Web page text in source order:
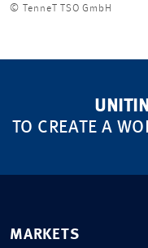
© TenneT TSO GmbH
TO CREATE A
MARKETS